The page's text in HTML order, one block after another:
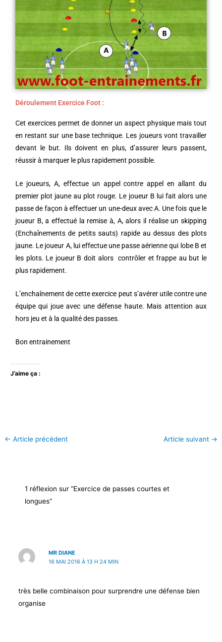
Déroulement Exercice Foot :
Cet exercices permet de donner un aspect physique mais tout
en restant sur une base technique. Les joueurs vont travailler
devant le but. Ils doivent en plus, d’assurer leurs passent,
réussir à marquer le plus rapidement possible.
Le joueurs, A, effectue un appel contre appel en allant du
premier plot jaune au plot rouge. Le joueur B lui fait alors une
passe de façon à effectuer un une-deux avec A. Une fois que le
joueur B, a effectué la remise à, A, alors il réalise un skipping
(Enchaînements de petits sauts) rapide au dessus des plots
jaune. Le joueur A, lui effectue une passe aérienne qui lobe B et
les plots. Le joueur B doit alors contrôler et frappe au but le
plus rapidement.
L’enchaînement de cette exercice peut s’avérer utile contre une
équipe qui joue avec une défense haute. Mais attention aux
hors jeu et à la qualité des passes.
Bon entrainement
J’aime ça :
← Article précédent Article suivant →
1 réflexion sur “Exercice de passes courtes et
longues”
MR DIANE
16 MAI 2016 À 13 H 24 MIN
très belle combinaison pour surprendre une défense bien
organise